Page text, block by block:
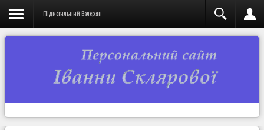
Підмогильний Валер'ян